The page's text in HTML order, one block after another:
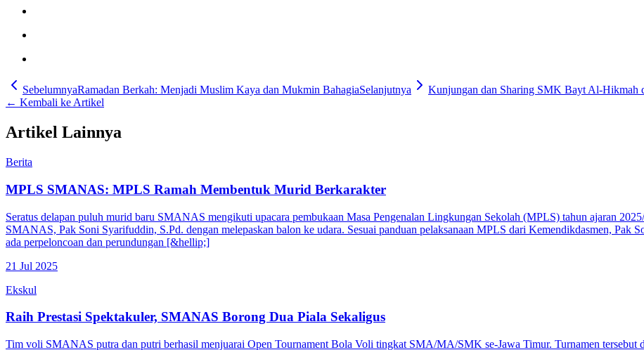
SebelumnyaRamadan Berkah: Menjadi Muslim Kaya dan Mukmin BahagiaSelanjutnya
Kunjungan dan Sharing SMK Bayt Al-Hikmah
← Kembali ke Artikel
Artikel Lainnya
Berita
MPLS SMANAS: MPLS Ramah Membentuk Murid Berkarakter
Seratus delapan puluh murid baru SMANAS mengikuti upacara pembukaan Masa Pengenalan Lingkungan Sekolah (MPLS) tahun ajaran
SMANAS, Pak Soni Syarifuddin, S.Pd. dengan melepaskan balon ke udara. Sesuai panduan pelaksanaan MPLS dari Kemendikdasmen, Pak
ada perpeloncoan dan perundungan [&hellip;]
21 Jul 2025
Ekskul
Raih Prestasi Spektakuler, SMANAS Borong Dua Piala Sekaligus
Tim voli SMANAS putra dan putri berhasil menjuarai Open Tournament Bola Voli tingkat SMA/MA/SMK se-Jawa Timur. Turnamen tersebut